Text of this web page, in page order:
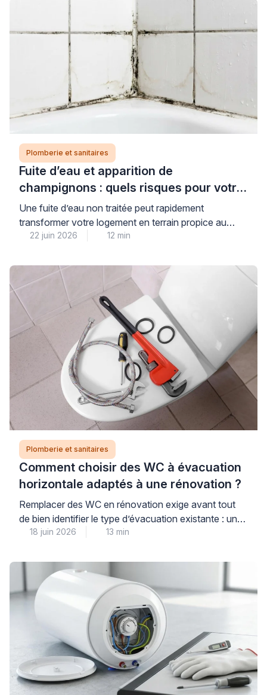
Plomberie et sanitaires
Fuite d’eau et apparition de
champignons : quels risques pour votre
logement et votre santé ?
Une fuite d’eau non traitée peut rapidement
transformer votre logement en terrain propice au
développement de champignons et moisissures,
solidité de votre habitat. Cette situation, plus
fréquente qu’on ne le pense dans les pièces humides,
nécessite une intervention rapide et qualifiée pour
éviter que les dégâts […]
22 juin 2026 12 min
Plomberie et sanitaires
Comment choisir des WC à évacuation
horizontale adaptés à une rénovation ?
Remplacer des WC en rénovation exige avant tout
de bien identifier le type d’évacuation existante : une
évacuation horizontale (sortie murale arrière) impose
sol, et choisir un modèle incompatible peut engendrer
des travaux de plomberie imprévus et coûteux. Pour
garantir un achat réussi et éviter toute mauvaise
18 juin 2026 13 min